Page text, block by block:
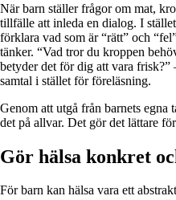
När barn ställer frågor om mat,
tillfälle att inleda en dialog. I
förklara vad som är “rätt” och
tänker. “Vad tror du kroppen
betyder det för dig att vara frisk?”
samtal i stället för föreläsning.
Genom att utgå från barnets egna
det på allvar. Det gör det lättare
Gör hälsa konkret
För barn kan hälsa vara ett